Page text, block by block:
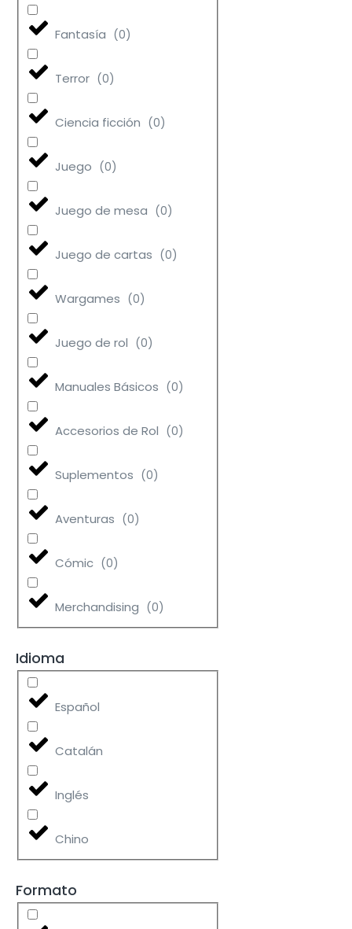
Fantasía (0)
Terror (0)
Ciencia ficción (0)
Juego (0)
Juego de mesa (0)
Juego de cartas (0)
Wargames (0)
Juego de rol (0)
Manuales Básicos (0)
Accesorios de Rol (0)
Suplementos (0)
Aventuras (0)
Cómic (0)
Merchandising (0)
Idioma
Español
Catalán
Inglés
Chino
Formato